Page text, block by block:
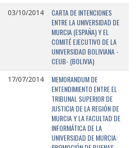
03/10/2014
CARTA DE INTENCIONES
ENTRE LA UNIVERSIDAD DE
MURCIA (ESPAÑA) Y EL
COMITÉ EJECUTIVO DE LA
UNIVERSIDAD BOLIVIANA -
CEUB- (BOLIVIA)
17/07/2014
MEMORANDUM DE
ENTENDIMIENTO ENTRE EL
TRIBUNAL SUPERIOR DE
JUSTICIA DE LA REGIÓN DE
MURCIA Y LA FACULTAD DE
INFORMÁTICA DE LA
UNIVERSIDAD DE MURCIA: